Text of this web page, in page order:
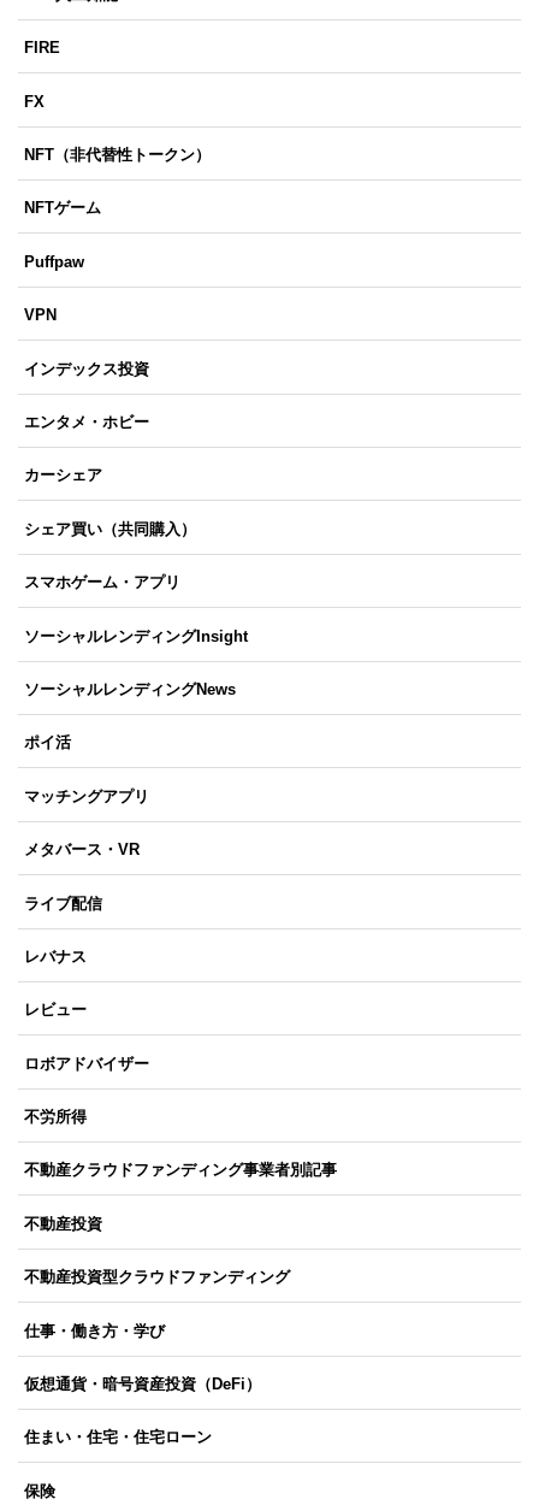
FIRE
FX
NFT（非代替性トークン）
NFTゲーム
Puffpaw
VPN
インデックス投資
エンタメ・ホビー
カーシェア
シェア買い（共同購入）
スマホゲーム・アプリ
ソーシャルレンディングInsight
ソーシャルレンディングNews
ポイ活
マッチングアプリ
メタバース・VR
ライブ配信
レバナス
レビュー
ロボアドバイザー
不労所得
不動産クラウドファンディング事業者別記事
不動産投資
不動産投資型クラウドファンディング
仕事・働き方・学び
仮想通貨・暗号資産投資（DeFi）
住まい・住宅・住宅ローン
保険